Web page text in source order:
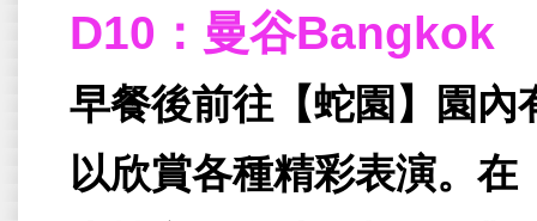
D10：曼谷Bangkok
早餐後前往 【蛇園 】
園內
以欣賞各種精彩表演。